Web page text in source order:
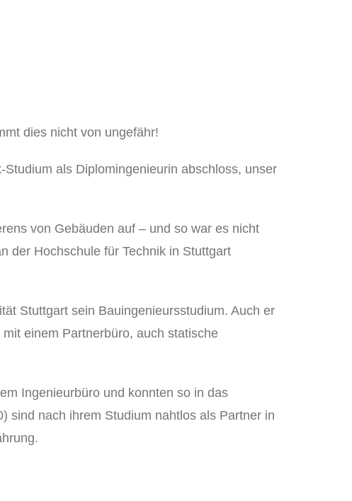
dies nicht von ungefähr!
als Diplomingenieurin abschloss, unser
von Gebäuden auf – und so war es nicht
der Hochschule für Technik in Stuttgart
Stuttgart sein Bauingenieursstudium. Auch er
einem Partnerbüro, auch statische
Ingenieurbüro und konnten so in das
sind nach ihrem Studium nahtlos als Partner in